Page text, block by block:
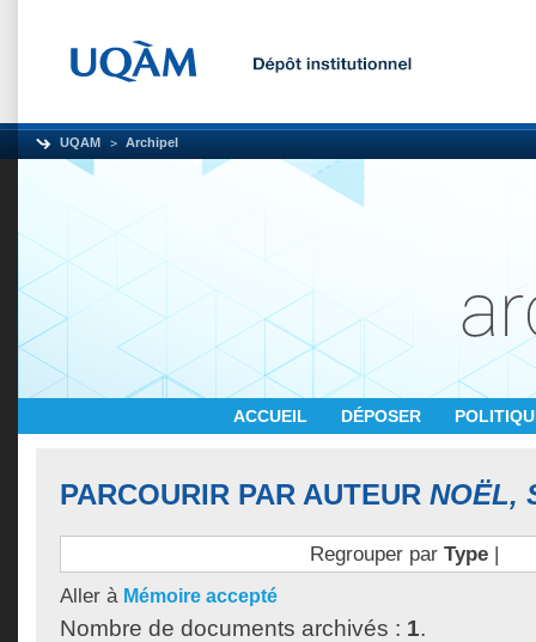
UQAM Archipel
ACCUEIL DÉPOSER
PARCOURIR PAR AUTEUR NOËL,
Regrouper par Type|
Aller à Mémoire accepté
Nombre de documents archivés : 1.